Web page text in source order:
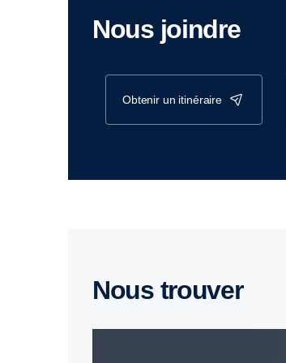
Nous joindre
obtenir un itinéraire
Nous trouver